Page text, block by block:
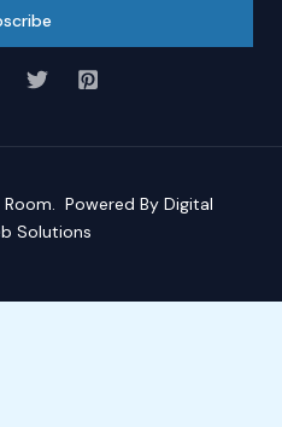
. Powered By Digital
Solutions